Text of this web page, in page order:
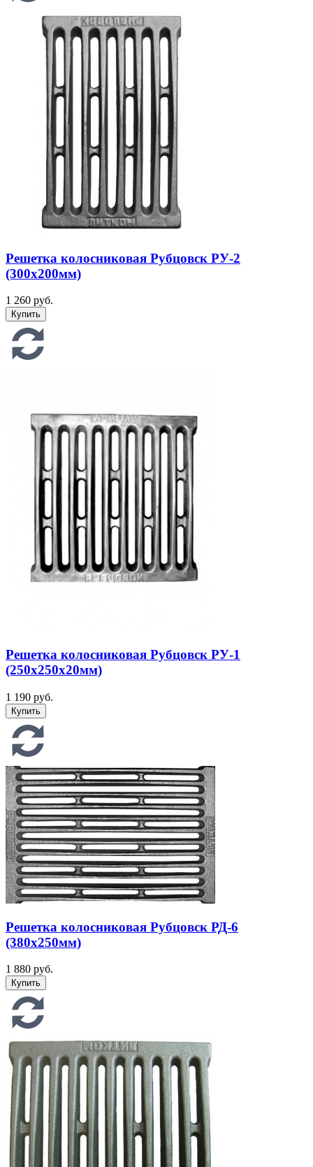
Решетка колосниковая Рубцовск РУ-2
(300х200мм)
1 260 руб.
Решетка колосниковая Рубцовск РУ-1
(250х250х20мм)
1 190 руб.
Решетка колосниковая Рубцовск РД-6
(380х250мм)
1 880 руб.